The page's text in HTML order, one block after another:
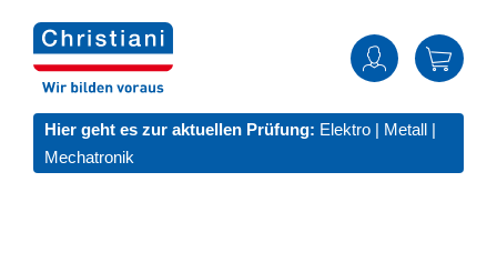
Hier geht es zur aktuellen Prüfung: Elektro | Metall |
Mechatronik